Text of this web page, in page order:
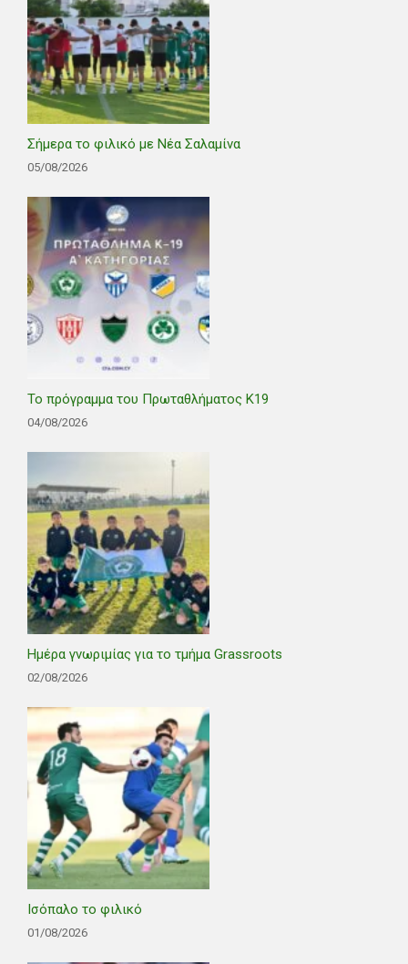
Σήμερα το φιλικό με Νέα Σαλαμίνα
05/08/2026
Το πρόγραμμα του Πρωταθλήματος Κ19
04/08/2026
Ημέρα γνωριμίας για το τμήμα Grassroots
02/08/2026
Ισόπαλο το φιλικό
01/08/2026